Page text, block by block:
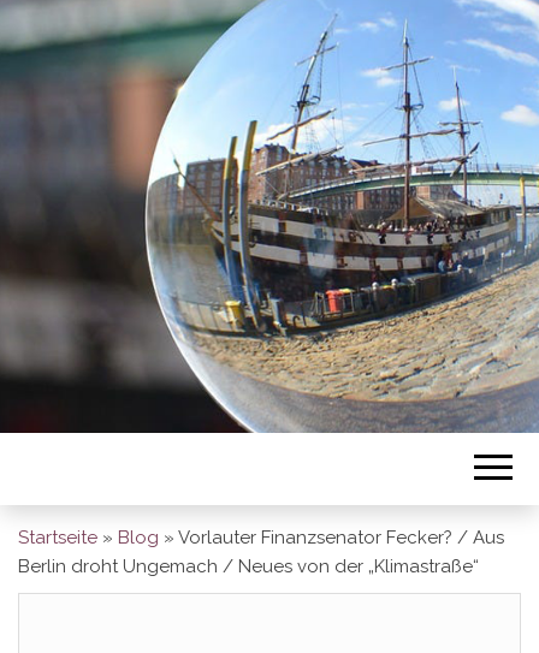
BREMEN SO
GESEHEN
Startseite » Blog » Vorlauter Finanzsenator Fecker? / Aus
Berlin droht Ungemach / Neues von der „Klimastraße“